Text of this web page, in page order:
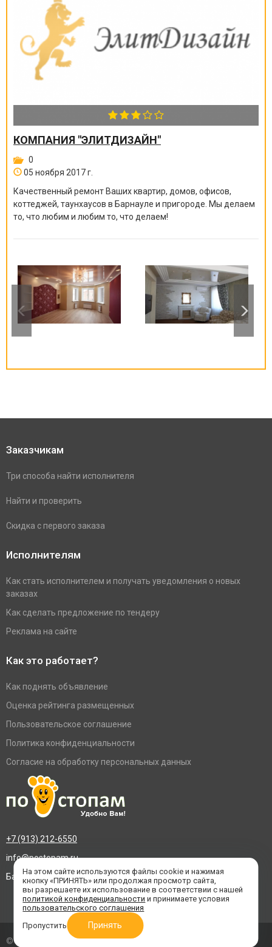
КОМПАНИЯ "ЭЛИТДИЗАЙН"
0
05 ноября 2017 г.
Качественный ремонт Ваших квартир, домов, офисов,
коттеджей, таунхаусов в Барнауле и пригороде. Мы делаем
то, что любим и любим то, что делаем!
Заказчикам
Три способа найти исполнителя
Найти и проверить
Скидка с первого заказа
Исполнителям
Как стать исполнителем и получать уведомления о новых
заказах
Как сделать предложение по тендеру
Реклама на сайте
Как это работает?
Как поднять объявление
Оценка рейтинга размещенных
Пользовательское соглашение
Политика конфиденциальности
Согласие на обработку персональных данных
+7 (913) 212-6550
info@postopam.ru
Барнаул, пр. Социалистический 109, оф.455
© 2016–2026 «По стопам»
На этом сайте используются файлы cookie и нажимая
кнопку «ПРИНЯТЬ» или продолжая просмотр сайта,
вы разрешаете их использование в соответствии с нашей
политикой конфиденциальности и принимаете условия
пользовательского соглашения
Пропустить
Принять